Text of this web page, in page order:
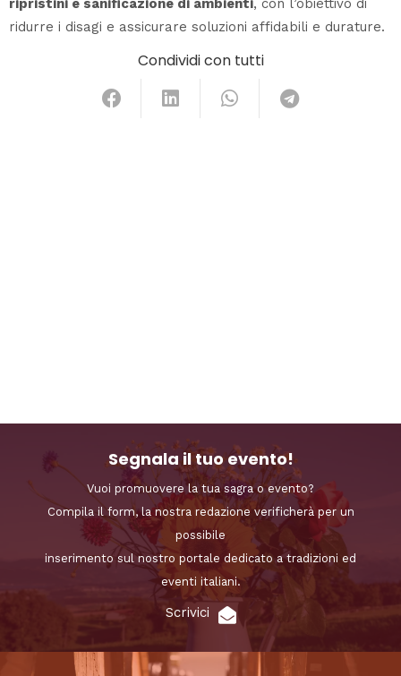
ridurre i disagi e assicurare soluzioni affidabili e durature.
Condividi con tutti
Segnala il tuo evento!
Vuoi promuovere la tua sagra o evento?
Compila il form, la nostra redazione verificherà per un
possibile
inserimento sul nostro portale dedicato a tradizioni ed
eventi italiani.
Scrivici